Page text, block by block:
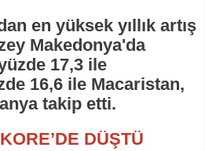
en yüksek yıllık artış
Makedonya'da
17,3 ile
16,6 ile Macaristan,
takip etti.
DÜŞTÜ